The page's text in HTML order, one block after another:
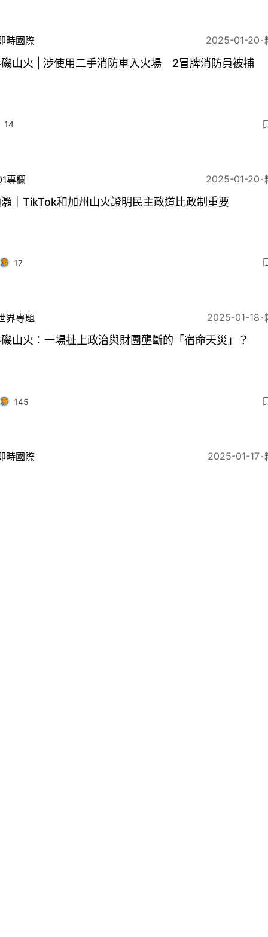
時國際 2025-01-20
山火 | 涉使用二手消防車入火場 2冒牌消防員被捕
14
專欄 2025-01-20
｜TikTok和加州山火證明民主政道比政制重要
17
界專題 2025-01-18
山火：一場扯上政治與財團壟斷的「宿命天災」？
145
時國際 2025-01-17